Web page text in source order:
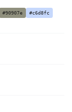
#90907e
#c6d8fc